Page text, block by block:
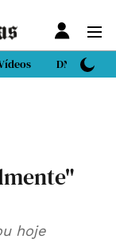
DN Sport
hoje